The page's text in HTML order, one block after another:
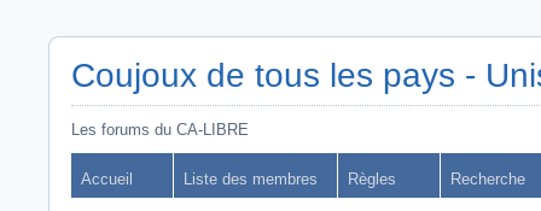
Coujoux de tous les pays -
Les forums du CA-LIBRE
Accueil Liste des membres Règles Recherche